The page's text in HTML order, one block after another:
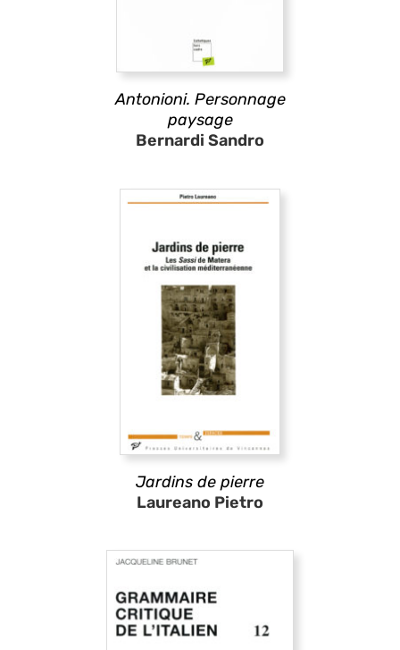
Antonioni. Personnage
paysage
Bernardi Sandro
Jardins de pierre
Laureano Pietro